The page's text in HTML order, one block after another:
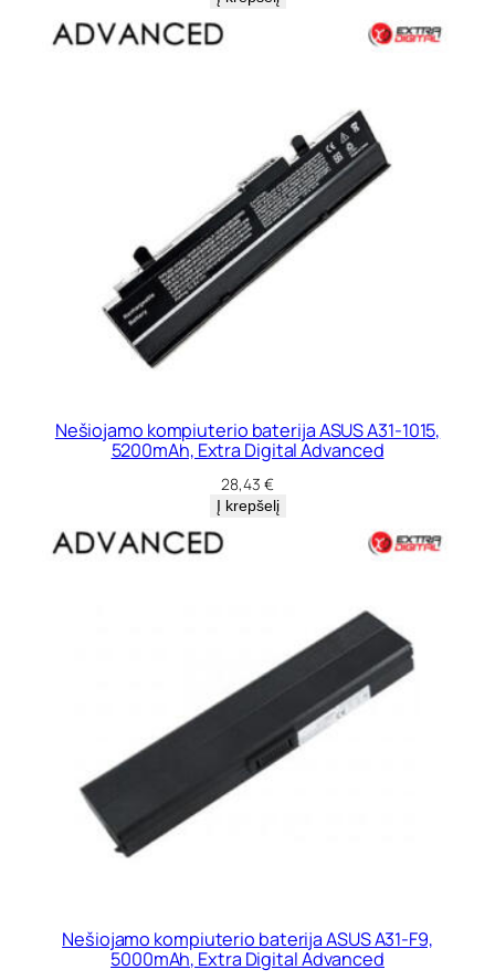
Nešiojamo kompiuterio baterija ASUS A31-1015,
5200mAh, Extra Digital Advanced
28,43 €
Į krepšelį
Nešiojamo kompiuterio baterija ASUS A31-F9,
5000mAh, Extra Digital Advanced